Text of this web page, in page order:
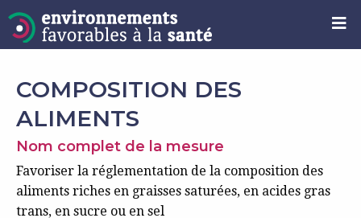
COMPOSITION DES
ALIMENTS
Nom complet de la mesure
Favoriser la réglementation de la composition des
aliments riches en graisses saturées, en acides gras
trans, en sucre ou en sel